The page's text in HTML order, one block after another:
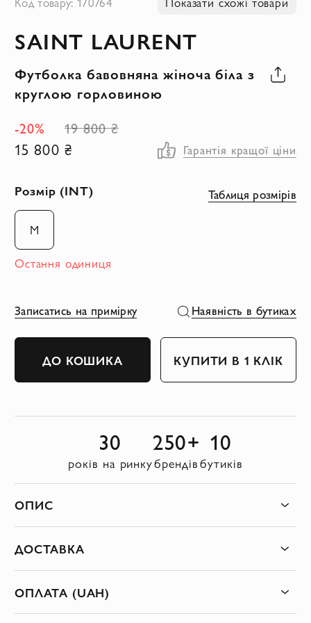
початку
зображень
SAINT LAURENT
Футболка бавовняна жіноча біла з
круглою горловиною
-20%
19 800 ₴
15 800 ₴ Гарантія кращої ціни
Розмір (INT)
M
Остання одиниця
Таблиця розмірів
Записатись на примірку Наявність в бутиках
ДО КОШИКА КУПИТИ В 1 КЛІК
30
років на ринку
250+
брендів
10
бутиків
ОПИС
ДОСТАВКА
ОПЛАТА (UAH)